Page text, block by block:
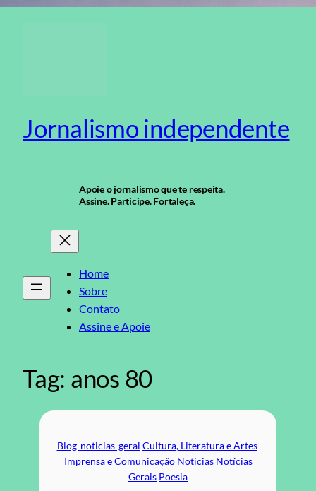
Jornalismo independente
Apoie o jornalismo que te respeita.
Assine. Participe. Fortaleça.
Home
Sobre
Contato
Assine e Apoie
Tag: anos 80
Blog-noticias-geral Cultura, Literatura e Artes
Imprensa e Comunicação Noticias Notícias
Gerais Poesia